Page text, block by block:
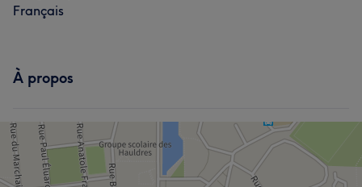
Français
À propos